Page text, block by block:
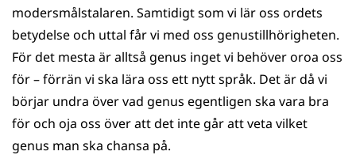
modersmålstalaren. Samtidigt som vi lär oss ordets
betydelse och uttal får vi med oss genustillhörigheten.
För det mesta är alltså genus inget vi behöver oroa oss
för – förrän vi ska lära oss ett nytt språk. Det är då vi
börjar undra över vad genus egentligen ska vara bra
för och oja oss över att det inte går att veta vilket
genus man ska chansa på.